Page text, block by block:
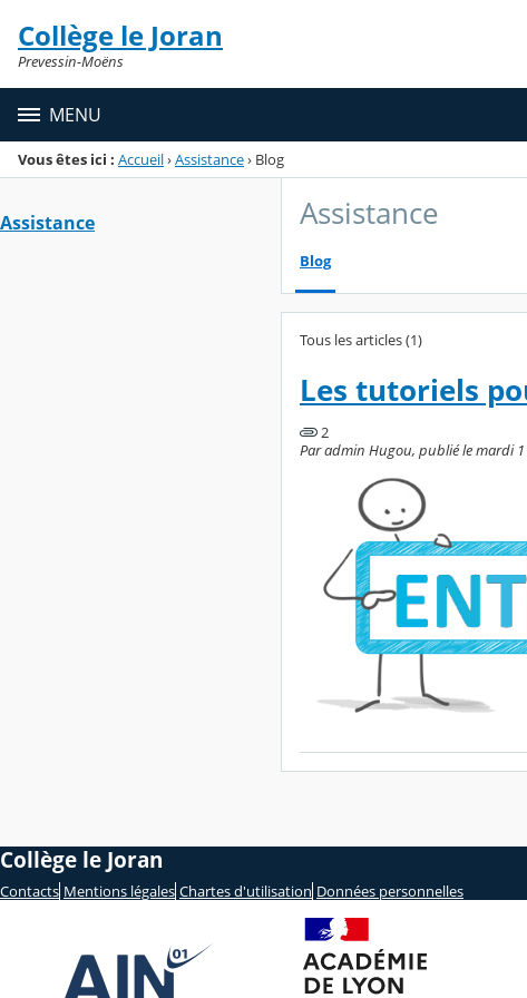
Menu de la rubrique
Contenu
Collège le Joran
Prevessin-Moëns
MENU
Vous êtes ici : Accueil›Assistance› Blog
Assistance Assistance
Blog
Tous les articles (1)
Les tutoriels
2
Par admin Hugou, publié le mardi
Collège le Joran
Contacts Mentions légales Chartes d'utilisation Données personnelles